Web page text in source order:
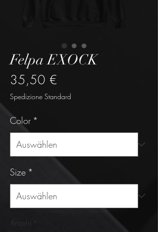
Felpa EXOCK
35,50 €
Spedizione Standard
Color *
Size *